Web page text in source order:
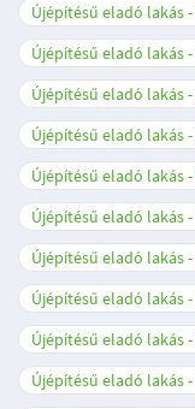
Újépítésű eladó lakás
Újépítésű eladó lakás -
Újépítésű eladó lakás
Újépítésű eladó lakás -
Újépítésű eladó lakás -
Újépítésű eladó lakás
Újépítésű eladó lakás
Újépítésű eladó lakás
Újépítésű eladó lakás
Újépítésű eladó lakás